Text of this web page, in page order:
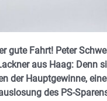
Fahrt! Peter
aus Haag: Denn
der Hauptgewinne,
des PS-